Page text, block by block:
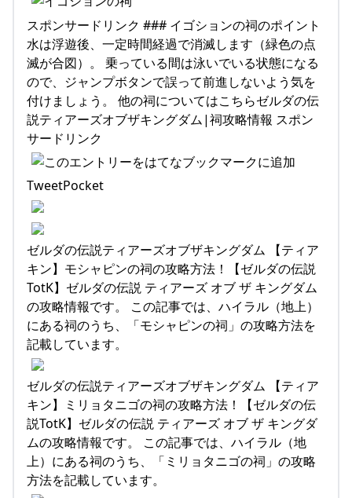
スポンサードリンク ### イゴションの祠のポイント
水は浮遊後、一定時間経過で消滅します（緑色の点
滅が合図）。 乗っている間は泳いでいる状態になる
ので、ジャンプボタンで誤って前進しないよう気を
付けましょう。 他の祠についてはこちらゼルダの伝
説ティアーズオブザキングダム|祠攻略情報 スポン
サードリンク
TweetPocket
ゼルダの伝説ティアーズオブザキングダム 【ティア
キン】モシャピンの祠の攻略方法！【ゼルダの伝説
TotK】ゼルダの伝説 ティアーズ オブ ザ キングダム
の攻略情報です。 この記事では、ハイラル（地上）
にある祠のうち、「モシャピンの祠」の攻略方法を
記載しています。
ゼルダの伝説ティアーズオブザキングダム 【ティア
キン】ミリョタニゴの祠の攻略方法！【ゼルダの伝
説TotK】ゼルダの伝説 ティアーズ オブ ザ キングダ
ムの攻略情報です。 この記事では、ハイラル（地
上）にある祠のうち、「ミリョタニゴの祠」の攻略
方法を記載しています。